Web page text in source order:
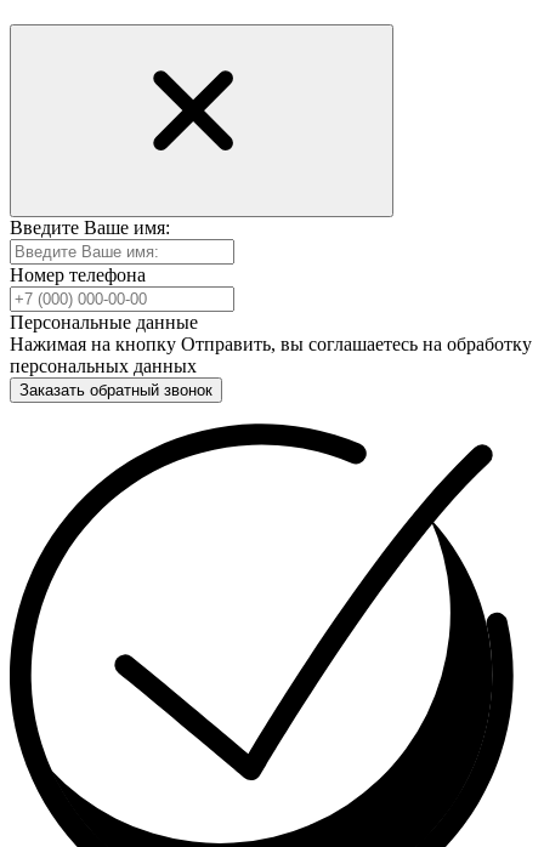
Введите Ваше имя:
Номер телефона
Персональные данные
Нажимая на кнопку Отправить, вы соглашаетесь на обработку
персональных данных
Заказать обратный звонок